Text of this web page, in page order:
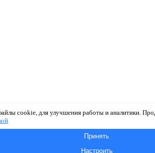
cookie, для улучшения работы и аналитики.
Принять
Настроить